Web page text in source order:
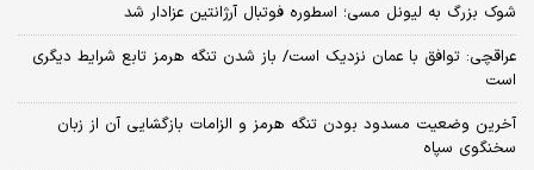
شوک بزرگ به لیونل مسی؛ اسطوره فوتبال آرژانتین عزادار شد
عراقچی: توافق با عمان نزدیک است/ باز شدن تنگه هرمز تابع شرایط دیگری
است
آخرین وضعیت مسدود بودن تنگه هرمز و الزامات بازگشایی آن از زبان
سخنگوی سپاه